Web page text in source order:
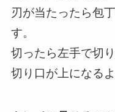
刃が当たったら包
す。
切ったら左手で切
切り口が上になる